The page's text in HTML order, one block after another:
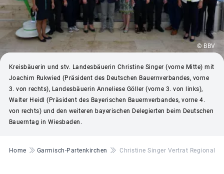
© BBV
Kreisbäuerin und stv. Landesbäuerin Christine Singer (vorne Mitte) mit
Joachim Rukwied (Präsident des Deutschen Bauernverbandes, vorne
3. von rechts), Landesbäuerin Anneliese Göller (vorne 3. von links),
Walter Heidl (Präsident des Bayerischen Bauernverbandes, vorne 4.
von rechts) und den weiteren bayerischen Delegierten beim Deutschen
Bauerntag in Wiesbaden.
Pfadnavigation
Home Garmisch-Partenkirchen Christine Singer Vertrat Regionale